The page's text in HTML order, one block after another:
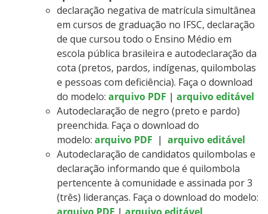
declaração negativa de matrícula simultânea
em cursos de graduação no IFSC, declaração
de que cursou todo o Ensino Médio em
escola pública brasileira e autodeclaração da
cota (pretos, pardos, indígenas, quilombolas
e pessoas com deficiência). Faça o download
do modelo: arquivo PDF | arquivo editável
Autodeclaração de negro (preto e pardo)
preenchida. Faça o download do
modelo: arquivo PDF | arquivo editável
Autodeclaração de candidatos quilombolas e
declaração informando que é quilombola
pertencente à comunidade e assinada por 3
(três) lideranças. Faça o download do modelo: